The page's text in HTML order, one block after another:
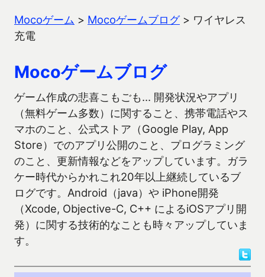
Mocoゲーム > Mocoゲームブログ> ワイヤレス
充電
Mocoゲームブログ
ゲーム作成の悲喜こもごも… 開発状況やアプリ
（無料ゲーム多数）に関すること、携帯電話やス
マホのこと、公式ストア（Google Play, App
Store）でのアプリ公開のこと、プログラミング
のこと、更新情報などをアップしています。ガラ
ケー時代からかれこれ20年以上継続しているブ
ログです。Android（java）や iPhone開発
（Xcode, Objective-C, C++ によるiOSアプリ開
発）に関する技術的なことも時々アップしていま
す。